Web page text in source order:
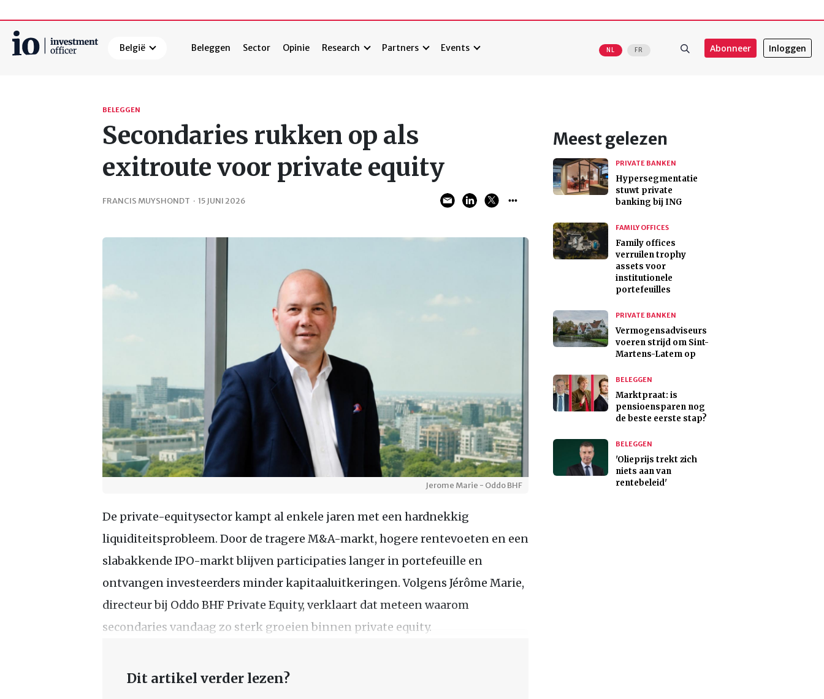
België Beleggen Sector Opinie Research Partners Events NL FR Abonneer Inloggen
BELEGGEN
Secondaries rukken op als
exitroute voor private equity
FRANCIS MUYSHONDT · 15 JUNI 2026
Jerome Marie - Oddo BHF
De private-equitysector kampt al enkele jaren met een hardnekkig
liquiditeitsprobleem. Door de tragere M&A-markt, hogere rentevoeten en een
slabakkende IPO-markt blijven participaties langer in portefeuille en
ontvangen investeerders minder kapitaaluitkeringen. Volgens Jérôme Marie,
directeur bij Oddo BHF Private Equity, verklaart dat meteen waarom
secondaries vandaag zo sterk groeien binnen private equity.
Dit artikel verder lezen?
Meest gelezen
PRIVATE BANKEN
Hypersegmentatie
stuwt private
banking bij ING
FAMILY OFFICES
Family offices
verruilen trophy
assets voor
institutionele
portefeuilles
PRIVATE BANKEN
Vermogensadviseurs
voeren strijd om Sint-
Martens-Latem op
BELEGGEN
Marktpraat: is
pensioensparen nog
de beste eerste stap?
BELEGGEN
'Olieprijs trekt zich
niets aan van
rentebeleid'